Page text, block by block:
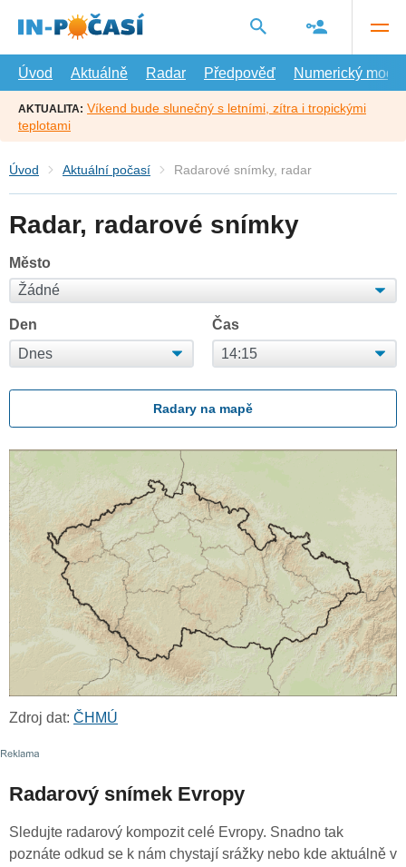
hlavní
Úvod
Aktuálně Radar Předpověď Numerický model
AKTUALITA: Víkend bude slunečný s letními, zítra i tropickými
teplotami
Úvod Aktuální počasí Radarové snímky, radar
Radar, radarové snímky
Město
Den Čas
Radary na mapě
Zdroj dat: ČHMÚ
Radarový snímek Evropy
Sledujte radarový kompozit celé Evropy. Snadno tak
poznáte odkud se k nám chystají srážky nebo kde aktuálně v